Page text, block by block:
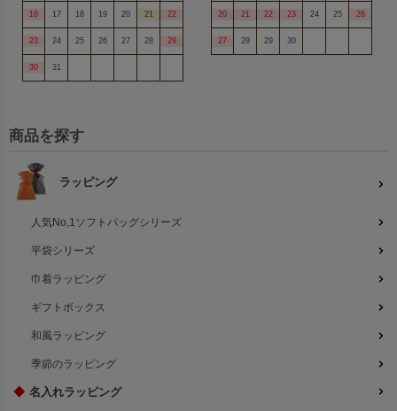
16 17 18 19 20 21 22
23 24 25 26 27 28 29
30 31
20 21 22 23 24 25 26
27 28 29 30
商品を探す
ラッピング
人気No,1ソフトバッグシリーズ
平袋シリーズ
巾着ラッピング
ギフトボックス
和風ラッピング
季節のラッピング
◆ 名入れラッピング